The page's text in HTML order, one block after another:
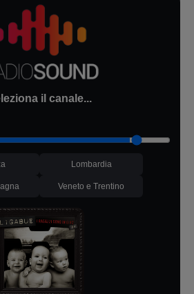
il canale...
Lombardia
Veneto e Trentino